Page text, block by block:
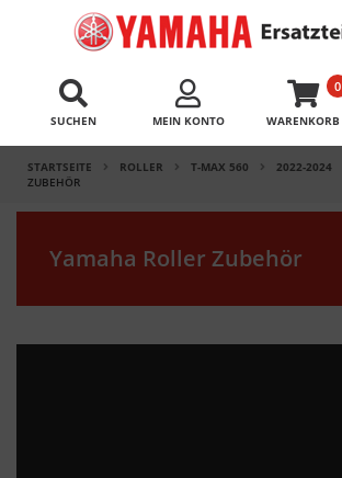
SUCHEN MEIN KONTO
0
WARENKORB
STARTSEITE ROLLER T-MAX 560 2022-2024
ZUBEHÖR
Yamaha Roller Zubehör